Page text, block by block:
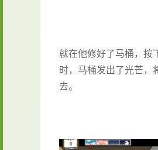
就在他修好了马桶，按
时，马桶发出了光芒，
去。